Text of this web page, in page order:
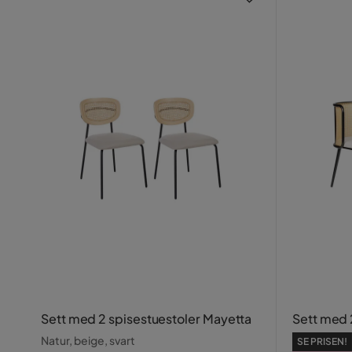
Sett med 2 spisestuestoler Mayetta
Natur, beige, svart
Sett med
SE PRISEN!